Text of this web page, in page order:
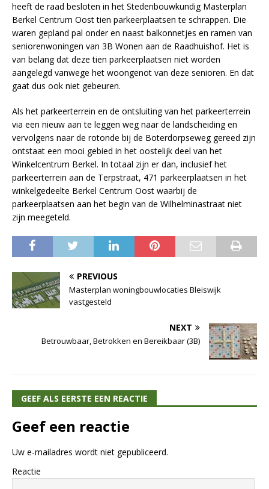
heeft de raad besloten in het Stedenbouwkundig Masterplan
Berkel Centrum Oost tien parkeerplaatsen te schrappen. Die
waren gepland pal onder en naast balkonnetjes en ramen van
seniorenwoningen van 3B Wonen aan de Raadhuishof. Het is
van belang dat deze tien parkeerplaatsen niet worden
aangelegd vanwege het woongenot van deze senioren. En dat
gaat dus ook niet gebeuren.
Als het parkeerterrein en de ontsluiting van het parkeerterrein
via een nieuw aan te leggen weg naar de landscheiding en
vervolgens naar de rotonde bij de Boterdorpseweg gereed zijn
ontstaat een mooi gebied in het oostelijk deel van het
Winkelcentrum Berkel. In totaal zijn er dan, inclusief het
parkeerterrein aan de Terpstraat, 471 parkeerplaatsen in het
winkelgedeelte Berkel Centrum Oost waarbij de
parkeerplaatsen aan het begin van de Wilhelminastraat niet
zijn meegeteld.
PREVIOUS
Masterplan woningbouwlocaties Bleiswijk
vastgesteld
NEXT
Betrouwbaar, Betrokken en Bereikbaar (3B)
GEEF ALS EERSTE EEN REACTIE
Geef een reactie
Uw e-mailadres wordt niet gepubliceerd.
Reactie